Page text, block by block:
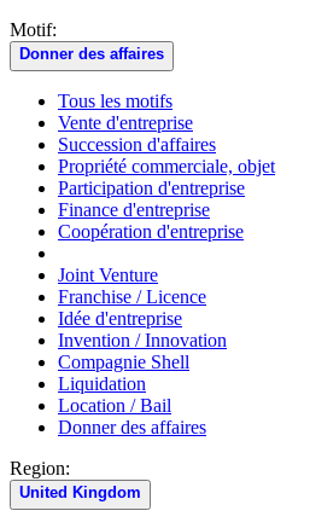
Motif:
Donner des affaires
Tous les motifs
Vente d'entreprise
Succession d'affaires
Propriété commerciale, objet
Participation d'entreprise
Finance d'entreprise
Coopération d'entreprise
Joint Venture
Franchise / Licence
Idée d'entreprise
Invention / Innovation
Compagnie Shell
Liquidation
Location / Bail
Donner des affaires
Region:
United Kingdom